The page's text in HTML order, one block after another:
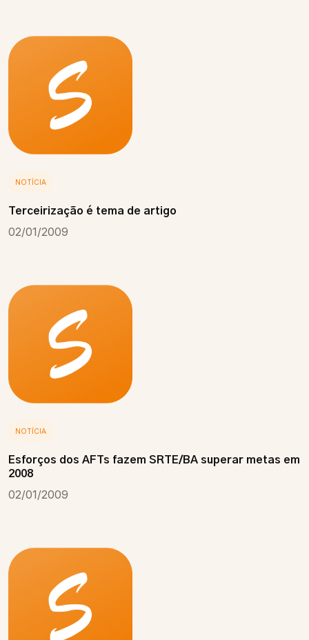
NOTÍCIA
Terceirização é tema de artigo
02/01/2009
NOTÍCIA
Esforços dos AFTs fazem SRTE/BA superar metas em
2008
02/01/2009